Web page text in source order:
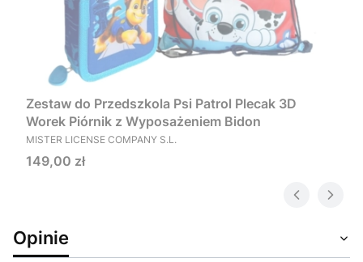
Zestaw do Przedszkola Psi Patrol Plecak 3D
Worek Piórnik z Wyposażeniem Bidon
PRODUCENT
MISTER LICENSE COMPANY S.L.
Cena
149,00 zł
Opinie